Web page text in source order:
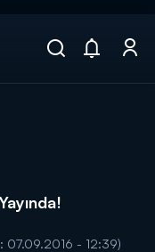
07.09.2016 - 12:39)